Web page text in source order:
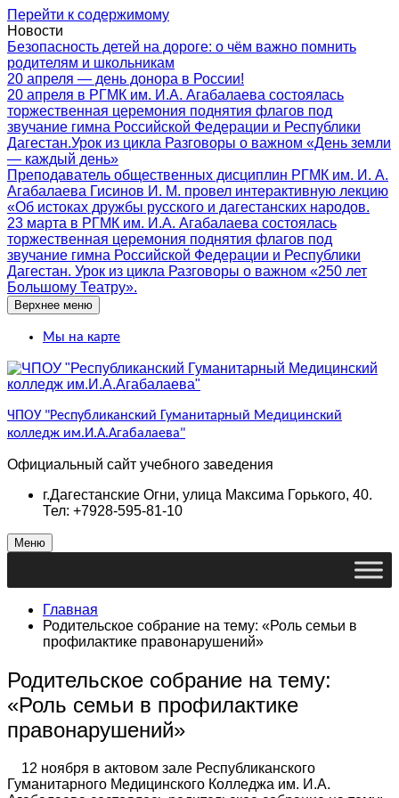
Перейти к содержимому
Новости
Безопасность детей на дороге: о чём важно помнить
родителям и школьникам
20 апреля — день донора в России!
20 апреля в РГМК им. И.А. Агабалаева состоялась
торжественная церемония поднятия флагов под
звучание гимна Российской Федерации и Республики
Дагестан.Урок из цикла Разговоры о важном «День земли
— каждый день»
Преподаватель общественных дисциплин РГМК им. И. А.
Агабалаева Гисинов И. М. провел интерактивную лекцию
«Об истоках дружбы русского и дагестанских народов.
23 марта в РГМК им. И.А. Агабалаева состоялась
торжественная церемония поднятия флагов под
звучание гимна Российской Федерации и Республики
Дагестан. Урок из цикла Разговоры о важном «250 лет
Большому Театру».
Верхнее меню
Мы на карте
ЧПОУ "Республиканский Гуманитарный Медицинский
колледж им.И.А.Агабалаева"
Официальный сайт учебного заведения
г.Дагестанские Огни, улица Максима Горького, 40.
Тел: +7928-595-81-10
Меню
Главная
Родительское собрание на тему: «Роль семьи в
профилактике правонарушений»
Родительское собрание на тему:
«Роль семьи в профилактике
правонарушений»
12 ноября в актовом зале Республиканского
Гуманитарного Медицинского Колледжа им. И.А.